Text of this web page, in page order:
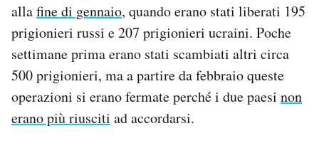
allafine di gennaio, quando erano stati liberati 195
prigionieri russi e 207 prigionieri ucraini. Poche
settimane prima erano stati scambiati altri circa
500 prigionieri, ma a partire da febbraio queste
operazioni si erano fermate perché i due paesi non
erano più riusciti ad accordarsi.